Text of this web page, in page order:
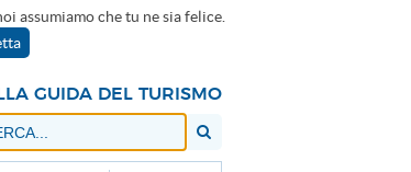
assumiamo che tu ne sia felice.
GUIDA DEL TURISMO